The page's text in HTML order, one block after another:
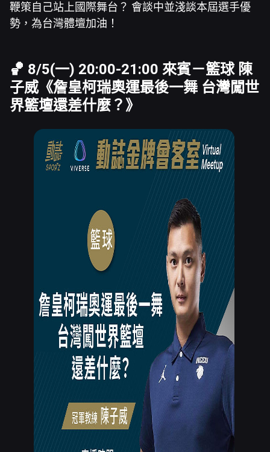
鞭策自己站上國際舞台？ 會談中並淺談本屆選手優
勢，為台灣體壇加油！
🏀 8/5(一) 20:00-21:00 來賓－籃球 陳
子威《詹皇柯瑞奧運最後一舞 台灣闖世
界籃壇還差什麼？》